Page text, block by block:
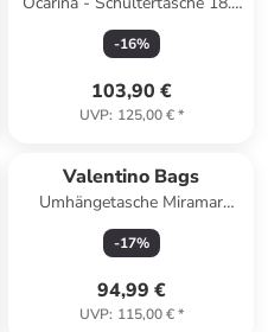
cm (beige) in nero
-16%
103,90 €
UVP: 125,00 €*
Valentino Bags
Umhängetasche Miramar
E02G in Nero
-17%
94,99 €
UVP: 115,00 €*